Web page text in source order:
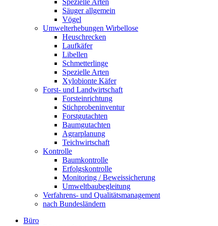
Spezielle Arten
Säuger allgemein
Vögel
Umwelterhebungen Wirbellose
Heuschrecken
Laufkäfer
Libellen
Schmetterlinge
Spezielle Arten
Xylobionte Käfer
Forst- und Landwirtschaft
Forsteinrichtung
Stichprobeninventur
Forstgutachten
Baumgutachten
Agrarplanung
Teichwirtschaft
Kontrolle
Baumkontrolle
Erfolgskontrolle
Monitoring / Beweissicherung
Umweltbaubegleitung
Verfahrens- und Qualitätsmanagement
nach Bundesländern
Büro